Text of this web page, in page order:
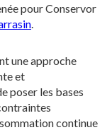
pour Conservor
.
une approche
et
poser les bases
continue